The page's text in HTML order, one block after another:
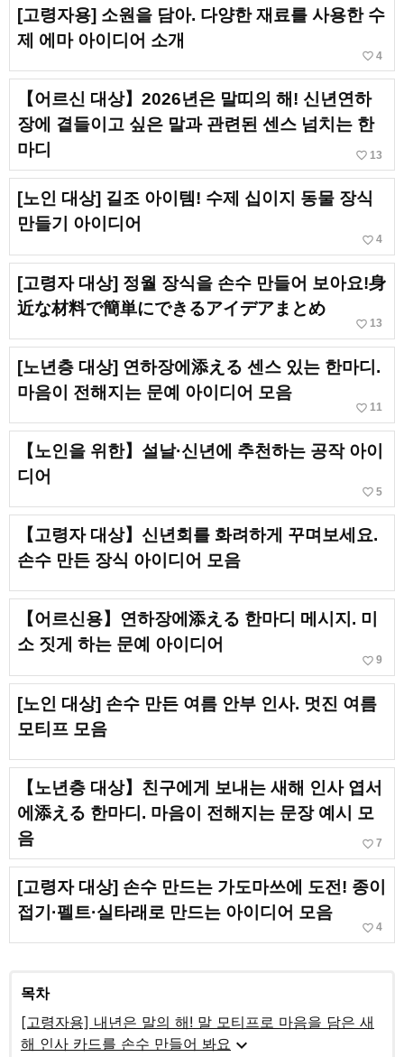
[고령자용] 소원을 담아. 다양한 재료를 사용한 수
제 에마 아이디어 소개
favorite_border 4
【어르신 대상】2026년은 말띠의 해! 신년연하
장에 곁들이고 싶은 말과 관련된 센스 넘치는 한
마디
favorite_border 13
[노인 대상] 길조 아이템! 수제 십이지 동물 장식
만들기 아이디어
favorite_border 4
[고령자 대상] 정월 장식을 손수 만들어 보아요!身
近な材料で簡単にできるアイデアまとめ
favorite_border 13
[노년층 대상] 연하장에添える 센스 있는 한마디.
마음이 전해지는 문예 아이디어 모음
favorite_border 11
【노인을 위한】설날·신년에 추천하는 공작 아이
디어
favorite_border 5
【고령자 대상】신년회를 화려하게 꾸며보세요.
손수 만든 장식 아이디어 모음
【어르신용】연하장에添える 한마디 메시지. 미
소 짓게 하는 문예 아이디어
favorite_border 9
[노인 대상] 손수 만든 여름 안부 인사. 멋진 여름
모티프 모음
【노년층 대상】친구에게 보내는 새해 인사 엽서
에添える 한마디. 마음이 전해지는 문장 예시 모
음
favorite_border 7
[고령자 대상] 손수 만드는 가도마쓰에 도전! 종이
접기·펠트·실타래로 만드는 아이디어 모음
favorite_border 4
목차
[고령자용] 내년은 말의 해! 말 모티프로 마음을 담은 새
해 인사 카드를 손수 만들어 봐요 expand_more